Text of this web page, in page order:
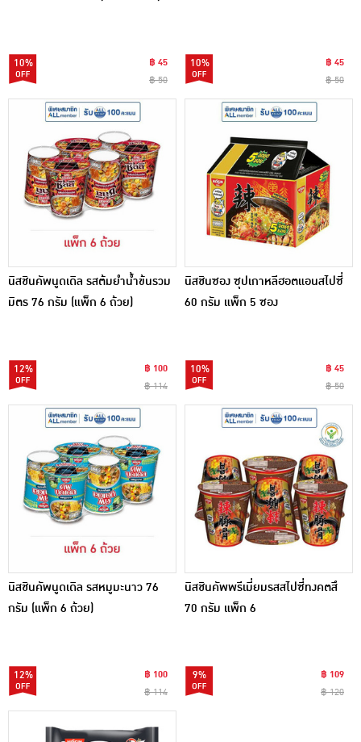
10%
฿ 45
฿ 50
10%
฿ 45
฿ 50
นิสชินคัพนูดเดิล รสต้มยำน้ำข้นรวม
มิตร 76 กรัม (แพ็ก 6 ถ้วย)
12%
฿ 100
฿ 114
นิสชินซอง ซุปเกาหลีฮอตแอนสไปซี่
60 กรัม แพ็ก 5 ซอง
10%
฿ 45
฿ 50
นิสชินคัพนูดเดิล รสหมูมะนาว 76
กรัม (แพ็ก 6 ถ้วย)
12%
฿ 100
฿ 114
นิสชินคัพพรีเมี่ยมรสสไปซี่ทงคตสึ
70 กรัม แพ็ก 6
9%
฿ 109
฿ 120